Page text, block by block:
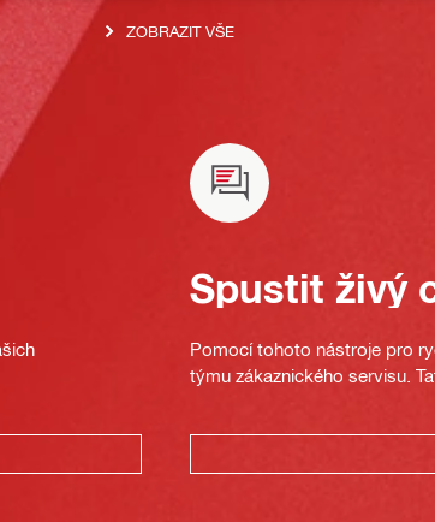
ZOBRAZIT VŠE
Spustit živý
Pomocí tohoto nástroje pro
týmu zákaznického servisu.